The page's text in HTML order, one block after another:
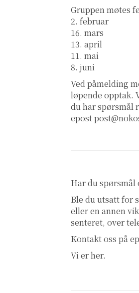
Gruppen møtes
2. februar
16. mars
13. april
11. mai
8. juni
Ved påmelding
løpende opptak.
du har spørsmål
epost
Har du spørsmål
Ble du utsatt for
eller en annen
senteret, over
Kontakt oss på
Vi er her.